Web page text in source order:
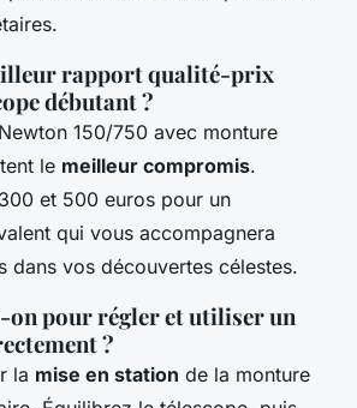
rapport qualité-prix
débutant ?
150/750 avec monture
le meilleur compromis.
et 500 euros pour un
qui vous accompagnera
dans vos découvertes célestes.
pour régler et utiliser un
?
la mise en station de la monture